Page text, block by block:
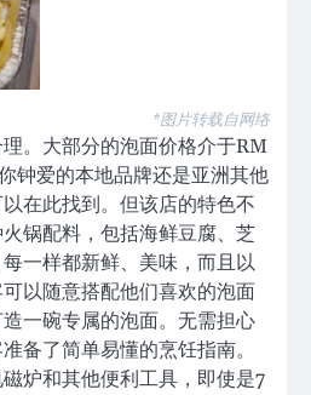
*图片转载自网络
。大部分的泡面价格介于RM
钟爱的本地品牌还是亚洲其他
在此找到。但该店的特色不
锅配料，包括海鲜豆腐、芝
一样都新鲜、美味，而且以
以随意搭配他们喜欢的泡面
一碗专属的泡面。无需担心
备了简单易懂的烹饪指南。
炉和其他便利工具，即使是7